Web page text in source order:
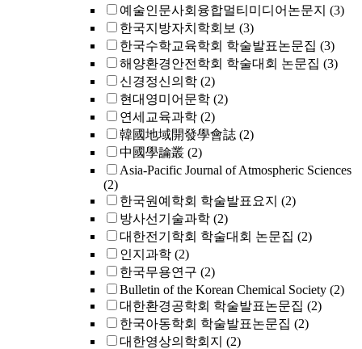
예술인문사회융합멀티미디어논문지 (3)
한국지방자치학회보 (3)
한국수학교육학회 학술발표논문집 (3)
해양환경안전학회 학술대회 논문집 (3)
신경정신의학 (2)
현대영미어문학 (2)
연세교육과학 (2)
韓國地域開發學會誌 (2)
中國學論叢 (2)
Asia-Pacific Journal of Atmospheric Sciences
(2)
한국원예학회 학술발표요지 (2)
방사선기술과학 (2)
대한전기학회 학술대회 논문집 (2)
인지과학 (2)
한국무용연구 (2)
Bulletin of the Korean Chemical Society (2)
대한환경공학회 학술발표논문집 (2)
한국아동학회 학술발표논문집 (2)
대한영상의학회지 (2)